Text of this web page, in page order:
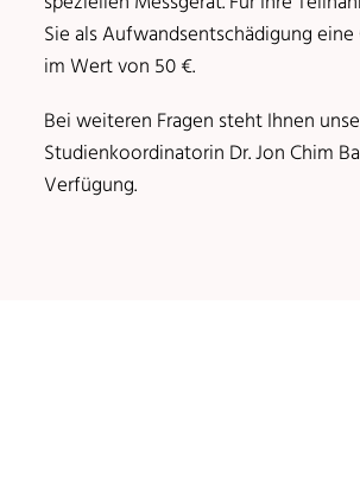
Sie als Aufwandsentschädigung eine
im Wert von 50 €.
Bei weiteren Fragen steht Ihnen
Studienkoordinatorin Dr. Jon Chim
Verfügung.